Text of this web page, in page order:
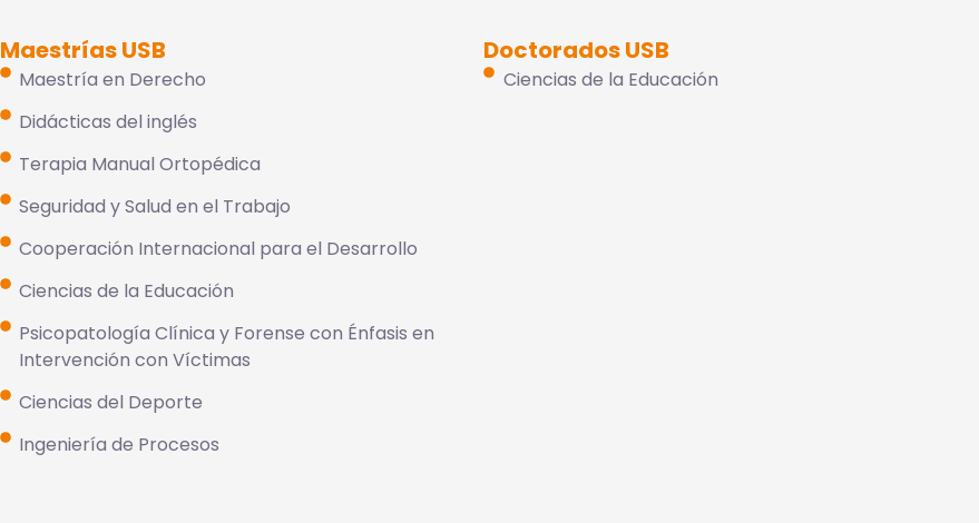
Maestrías USB
Maestría en Derecho
Didácticas del inglés
Terapia Manual Ortopédica
Seguridad y Salud en el Trabajo
Cooperación Internacional para el Desarrollo
Ciencias de la Educación
Psicopatología Clínica y Forense con Énfasis en
Intervención con Víctimas
Ciencias del Deporte
Ingeniería de Procesos
Doctorados USB
Ciencias de la Educación